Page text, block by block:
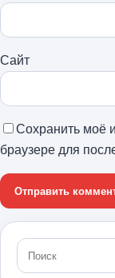
Сайт
Сохранить моё
браузере для